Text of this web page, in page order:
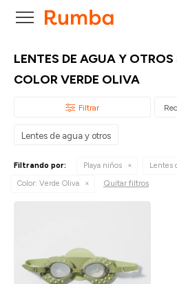

LENTES DE AGUA Y
COLOR VERDE OLIVA
Lentes de agua y otros
Filtrando por: Playa niños
Lentes
Color: Verde Oliva Quitar filtros